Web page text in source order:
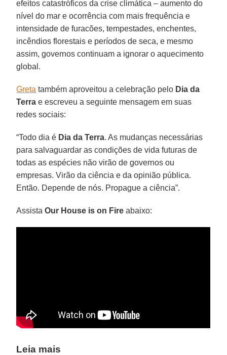
efeitos catastróficos da crise climática – aumento do
nível do mar e ocorrência com mais frequência e
intensidade de furacões, tempestades, enchentes,
incêndios florestais e períodos de seca, e mesmo
assim, governos continuam a ignorar o aquecimento
global.
Greta também aproveitou a celebração pelo Dia da
Terra e escreveu a seguinte mensagem em suas
redes sociais:
“Todo dia é Dia da Terra. As mudanças necessárias
para salvaguardar as condições de vida futuras de
todas as espécies não virão de governos ou
empresas. Virão da ciência e da opinião pública.
Então. Depende de nós. Propague a ciência”.
AssistaOur House is on Fireabaixo:
Leia mais